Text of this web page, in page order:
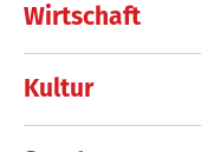
Wirtschaft
Kultur